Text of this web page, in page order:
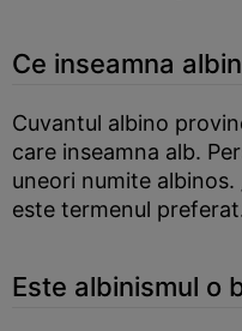
Ce inseamna
Cuvantul albino
care inseamna alb.
uneori numite albinos.
este termenul
Este albinismul o